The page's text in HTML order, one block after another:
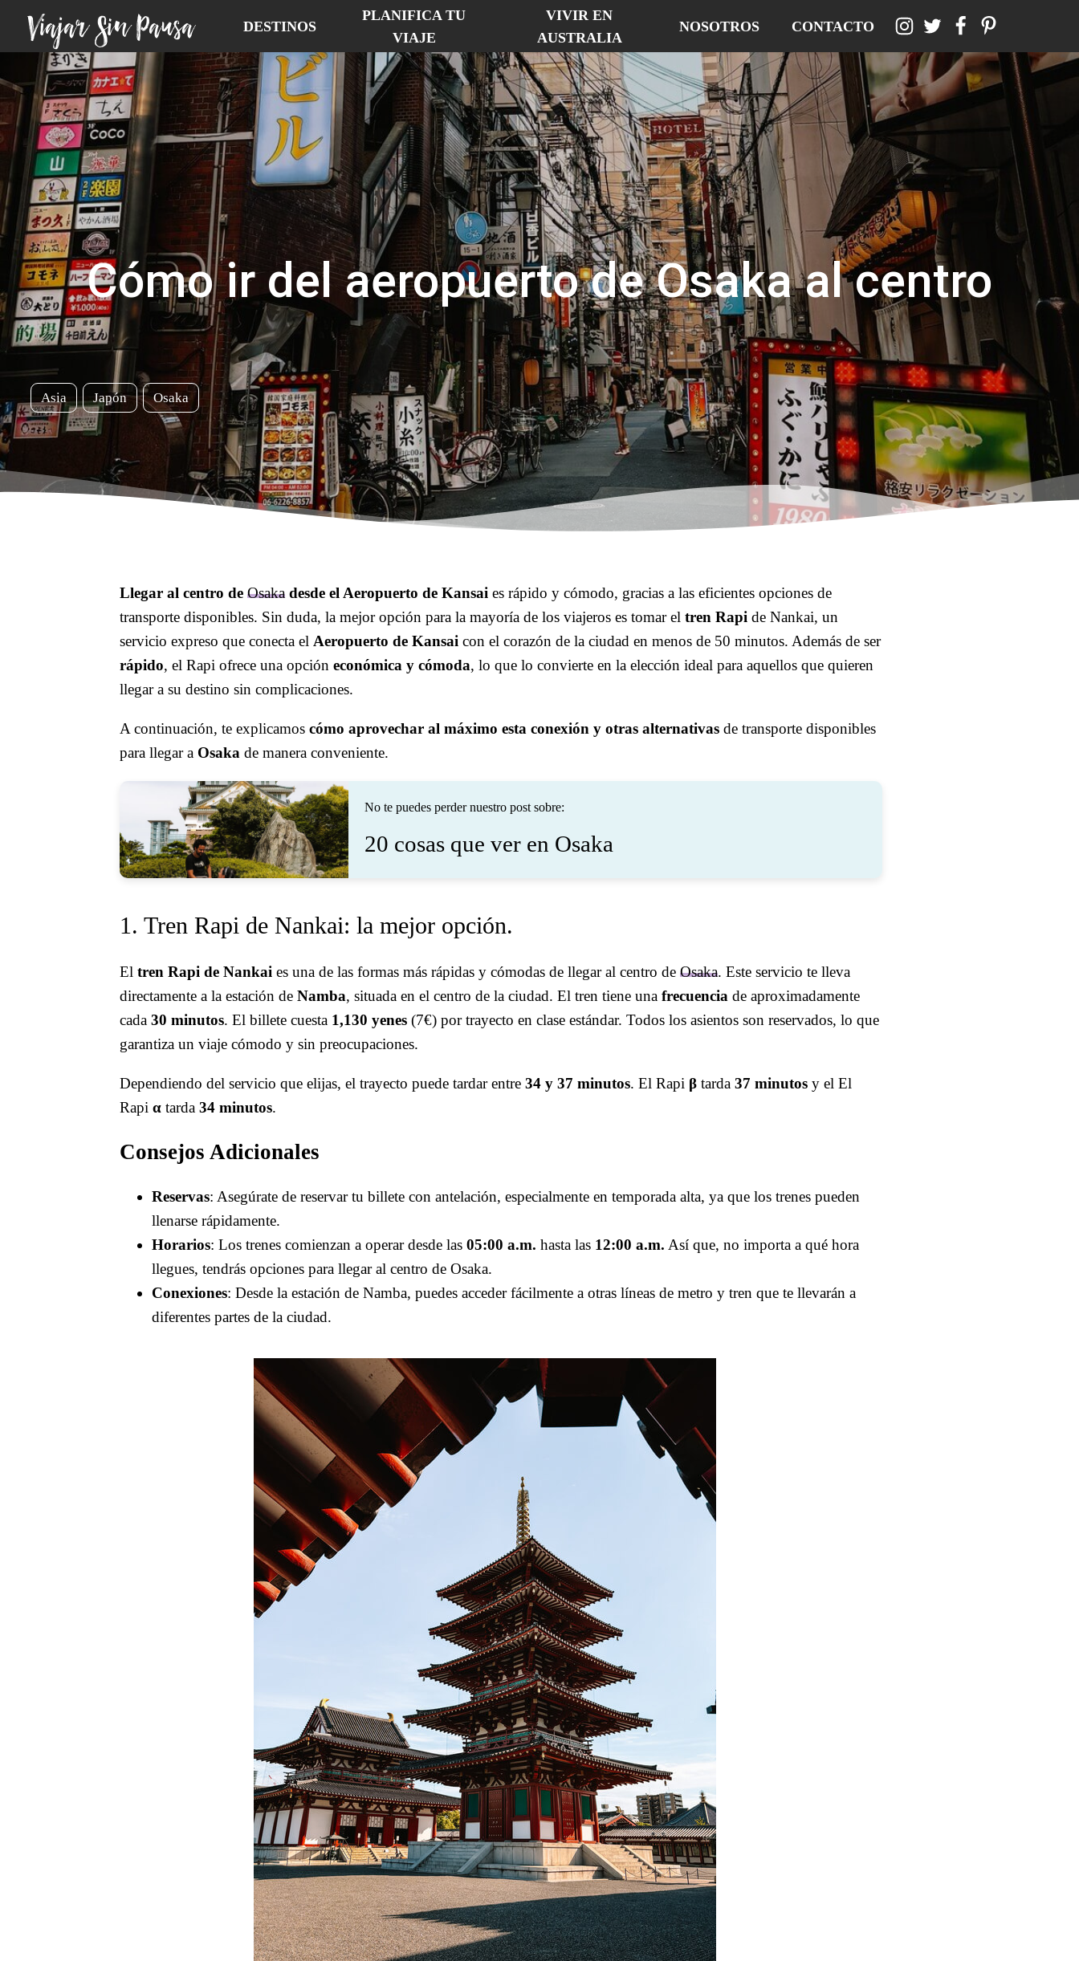
Viajar Sin Pausa DESTINOS
PLANIFICA TU
VIAJE
VIVIR EN
AUSTRALIA
NOSOTROS CONTACTO
Asia Japón Osaka
Cómo ir del aeropuerto de Osaka al centro
Llegar al centro de Osaka desde el Aeropuerto de Kansai es rápido y cómodo, gracias a las eficientes opciones de
transporte disponibles. Sin duda, la mejor opción para la mayoría de los viajeros es tomar el tren Rapi de Nankai, un
servicio expreso que conecta el Aeropuerto de Kansai con el corazón de la ciudad en menos de 50 minutos. Además de ser
rápido, el Rapi ofrece una opción económica y cómoda, lo que lo convierte en la elección ideal para aquellos que quieren
llegar a su destino sin complicaciones.
A continuación, te explicamos cómo aprovechar al máximo esta conexión y otras alternativas de transporte disponibles
para llegar a Osaka de manera conveniente.
No te puedes perder nuestro post sobre:
20 cosas que ver en Osaka
1. Tren Rapi de Nankai: la mejor opción.
El tren Rapi de Nankai es una de las formas más rápidas y cómodas de llegar al centro de Osaka. Este servicio te lleva
directamente a la estación de Namba, situada en el centro de la ciudad. El tren tiene una frecuencia de aproximadamente
cada 30 minutos. El billete cuesta 1,130 yenes (7€) por trayecto en clase estándar. Todos los asientos son reservados, lo que
garantiza un viaje cómodo y sin preocupaciones.
Dependiendo del servicio que elijas, el trayecto puede tardar entre 34 y 37 minutos. El Rapi β tarda 37 minutos y el El
Rapi α tarda 34 minutos.
Consejos Adicionales
Reservas: Asegúrate de reservar tu billete con antelación, especialmente en temporada alta, ya que los trenes pueden
llenarse rápidamente.
Horarios: Los trenes comienzan a operar desde las 05:00 a.m. hasta las 12:00 a.m. Así que, no importa a qué hora
llegues, tendrás opciones para llegar al centro de Osaka.
Conexiones: Desde la estación de Namba, puedes acceder fácilmente a otras líneas de metro y tren que te llevarán a
diferentes partes de la ciudad.